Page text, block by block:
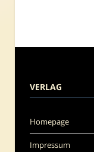
VERLAG
Homepage
Impressum